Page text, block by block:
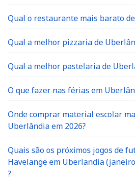
Qual o restaurante mais barato
Qual a melhor pizzaria de
Qual a melhor pastelaria de
O que fazer nas férias em
Onde comprar material escolar
Uberlândia em 2026?
Quais são os próximos jogos de
Havelange em Uberlandia
?